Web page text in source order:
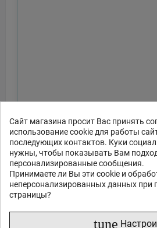
Сайт магазина просит Вас принять
использование cookie для работы
последующих контактов. Куки
нужны, чтобы показывать Вам
персонализированные сообщения.
Принимаете ли Вы эти cookie и
неперсонализированных данных при
страницы?
tune